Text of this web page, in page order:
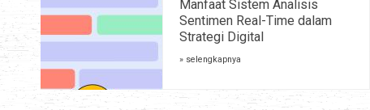
Manfaat Sistem Analisis
Sentimen Real-Time dalam
Strategi Digital
» selengkapnya